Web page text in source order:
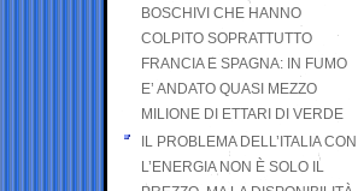
BOSCHIVI CHE HANNO
COLPITO SOPRATTUTTO
FRANCIA E SPAGNA: IN FUMO
E’ ANDATO QUASI MEZZO
MILIONE DI ETTARI DI VERDE
IL PROBLEMA DELL’ITALIA CON
L’ENERGIA NON È SOLO IL